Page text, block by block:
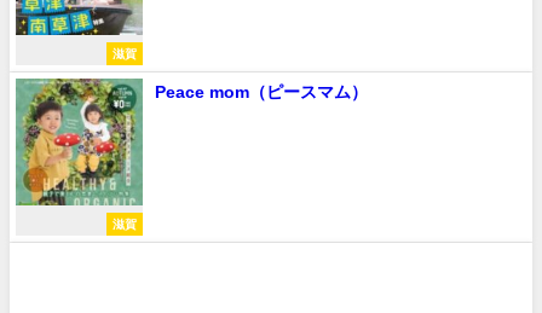
滋賀
滋賀
Peace mom（ピースマム）